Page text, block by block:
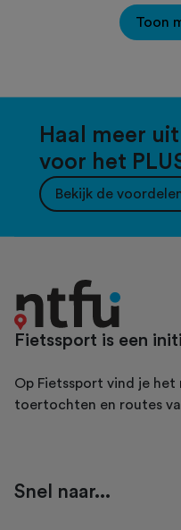
Toon
Haal meer
voor het
Bekijk de
Fietssport is een
Op Fietssport vind je
toertochten en routes
Snel naar...